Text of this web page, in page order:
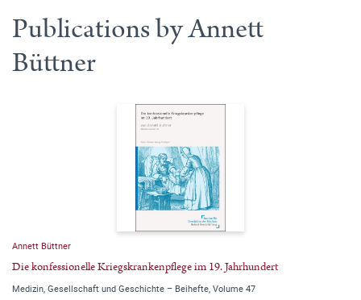
Publications by Annett
Büttner
Annett Büttner
Die konfessionelle Kriegskrankenpflege im 19. Jahrhundert
Medizin, Gesellschaft und Geschichte – Beihefte, Volume 47